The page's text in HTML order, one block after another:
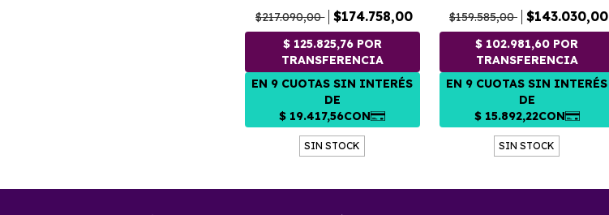
$217.090,00 $174.758,00
SIN STOCK
$159.585,00 $143.030,00
SIN STOCK